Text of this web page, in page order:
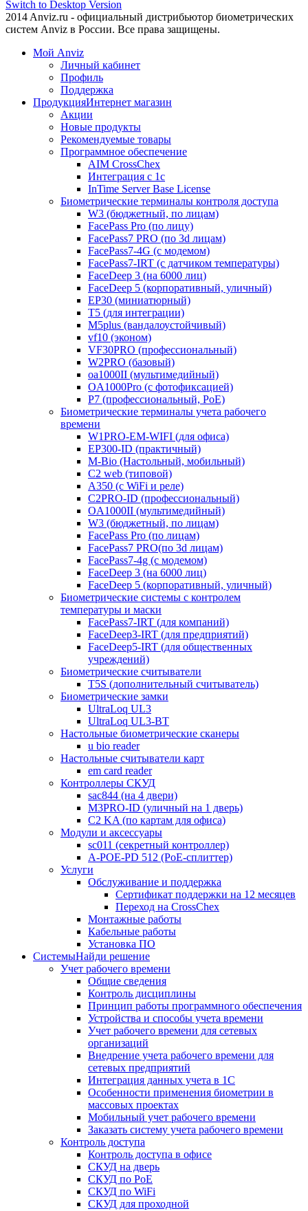
Switch to Desktop Version
2014 Anviz.ru - официальный дистрибьютор биометрических
систем Anviz в России. Все права защищены.
Мой Anviz
Личный кабинет
Профиль
Поддержка
ПродукцияИнтернет магазин
Акции
Новые продукты
Рекомендуемые товары
Программное обеспечение
AIM CrossChex
Интеграция с 1с
InTime Server Base License
Биометрические терминалы контроля доступа
W3 (бюджетный, по лицам)
FacePass Pro (по лицу)
FacePass7 PRO (по 3d лицам)
FacePass7-4G (с модемом)
FacePass7-IRT (с датчиком температуры)
FaceDeep 3 (на 6000 лиц)
FaceDeep 5 (корпоративный, уличный)
EP30 (миниатюрный)
T5 (для интеграции)
M5plus (вандалоустойчивый)
vf10 (эконом)
VF30PRO (профессиональный)
W2PRO (базовый)
oa1000II (мультимедийный)
OA1000Pro (с фотофиксацией)
P7 (профессиональный, PoE)
Биометрические терминалы учета рабочего
времени
W1PRO-EM-WIFI (для офиса)
EP300-ID (практичный)
M-Bio (Настольный, мобильный)
С2 web (типовой)
A350 (с WiFi и реле)
C2PRO-ID (профессиональный)
OA1000II (мультимедийный)
W3 (бюджетный, по лицам)
FacePass Pro (по лицам)
FacePass7 PRO(по 3d лицам)
FacePass7-4g (с модемом)
FaceDeep 3 (на 6000 лиц)
FaceDeep 5 (корпоративный, уличный)
Биометрические системы с контролем
температуры и маски
FacePass7-IRT (для компаний)
FaceDeep3-IRT (для предприятий)
FaceDeep5-IRT (для общественных
учреждений)
Биометрические считыватели
T5S (дополнительный считыватель)
Биометрические замки
UltraLoq UL3
UltraLoq UL3-BT
Настольные биометрические сканеры
u bio reader
Настольные считыватели карт
em card reader
Контроллеры СКУД
sac844 (на 4 двери)
M3PRO-ID (уличный на 1 дверь)
C2 KA (по картам для офиса)
Модули и аксессуары
sc011 (секретный контроллер)
A-POE-PD 512 (PoE-сплиттер)
Услуги
Обслуживание и поддержка
Сертификат поддержки на 12 месяцев
Переход на CrossChex
Монтажные работы
Кабельные работы
Установка ПО
СистемыНайди решение
Учет рабочего времени
Общие сведения
Контроль дисциплины
Принцип работы программного обеспечения
Устройства и способы учета времени
Учет рабочего времени для сетевых
организаций
Внедрение учета рабочего времени для
сетевых предприятий
Интеграция данных учета в 1С
Особенности применения биометрии в
массовых проектах
Мобильный учет рабочего времени
Заказать систему учета рабочего времени
Контроль доступа
Контроль доступа в офисе
СКУД на дверь
СКУД по PoE
СКУД по WiFi
СКУД для проходной